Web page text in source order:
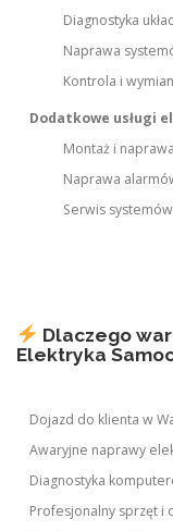
Diagnostyka
Naprawa
Kontrola i
Dodatkowe usługi
Montaż i
Naprawa
Serwis
Dlaczego
Elektryka
Dojazd do klienta w
Awaryjne naprawy
Diagnostyka
Profesjonalny sprzęt i